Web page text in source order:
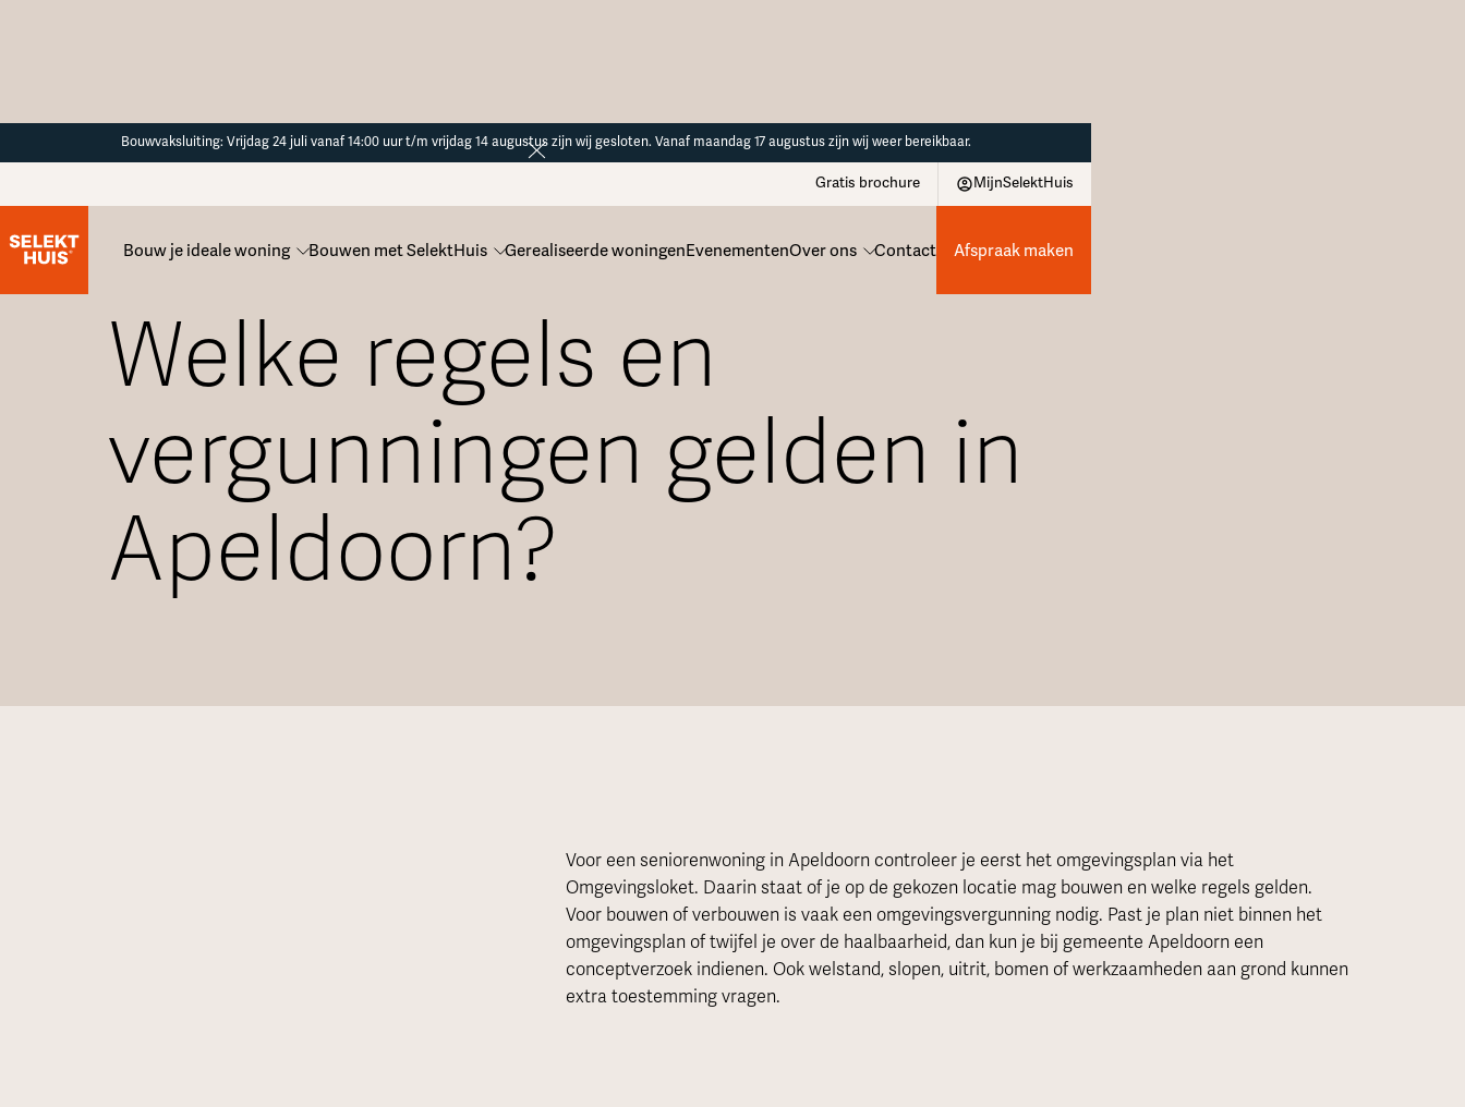
Bouwvaksluiting: Vrijdag 24 juli vanaf 14:00 uur t/m vrijdag 14 augustus zijn wij gesloten. Vanaf maandag 17 augustus zijn wij weer bereikbaar.
Bouw je ideale woning Bouwen met SelektHuis Gerealiseerde woningenEvenementenOver ons Contact
Gratis brochure MijnSelektHuis
Afspraak maken
Welke regels en
vergunningen gelden in
Apeldoorn?
Voor een seniorenwoning in Apeldoorn controleer je eerst het omgevingsplan via het
Omgevingsloket. Daarin staat of je op de gekozen locatie mag bouwen en welke regels gelden.
Voor bouwen of verbouwen is vaak een omgevingsvergunning nodig. Past je plan niet binnen het
omgevingsplan of twijfel je over de haalbaarheid, dan kun je bij gemeente Apeldoorn een
conceptverzoek indienen. Ook welstand, slopen, uitrit, bomen of werkzaamheden aan grond kunnen
extra toestemming vragen.